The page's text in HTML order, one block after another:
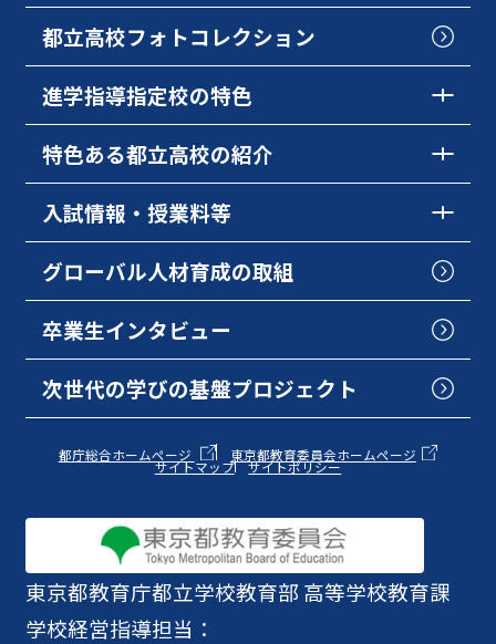
東京都教育庁都立学校教育部 高等学校教育課
学校経営指導担当：
都立高校フォトコレクション
進学指導指定校の特色
特色ある都立高校の紹介
入試情報・授業料等
グローバル人材育成の取組
卒業生インタビュー
次世代の学びの基盤プロジェクト
都庁総合ホームページ 東京都教育委員会ホームページ
サイトマップ サイトポリシー